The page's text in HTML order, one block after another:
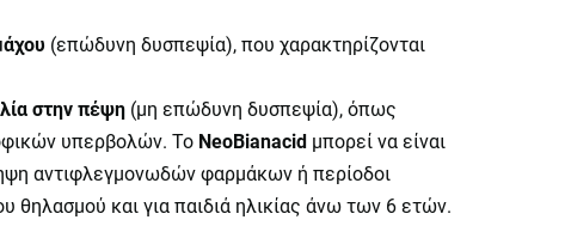
(επώδυνη δυσπεψία), που χαρακτηρίζονται
στην πέψη (μη επώδυνη δυσπεψία), όπως
υπερβολών. Το NeoBianacid μπορεί να είναι
αντιφλεγμονωδών φαρμάκων ή περίοδοι
θηλασμού και για παιδιά ηλικίας άνω των 6 ετών.